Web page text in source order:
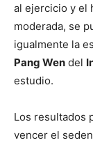
al ejercicio y el
moderada, se
igualmente la
Pang Wen del
estudio.
Los resultados
vencer el